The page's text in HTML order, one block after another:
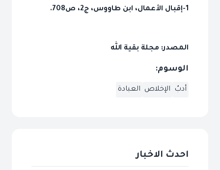
1-إقبال الأعمال، ابن طاووس، ج2، ص708.
المصدر: مجلة بقية الله
الوسوم:
أدبُ الإخلاص العبادة
احدث الاخبار